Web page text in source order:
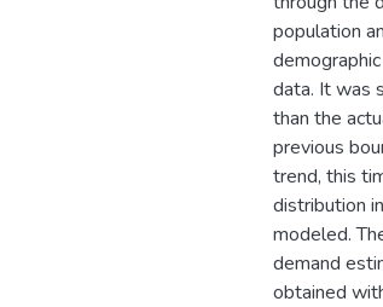
population
data. It was
than the
previous
trend, this
distribution
modeled.
demand
obtained